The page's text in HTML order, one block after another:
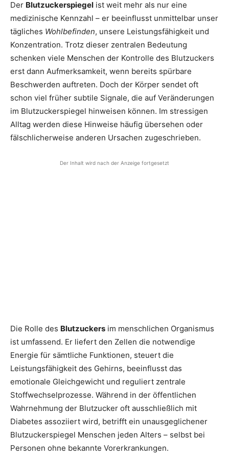
Der Blutzuckerspiegel ist weit mehr als nur eine
medizinische Kennzahl – er beeinflusst unmittelbar unser
tägliches Wohlbefinden, unsere Leistungsfähigkeit und
Konzentration. Trotz dieser zentralen Bedeutung
schenken viele Menschen der Kontrolle des Blutzuckers
erst dann Aufmerksamkeit, wenn bereits spürbare
Beschwerden auftreten. Doch der Körper sendet oft
schon viel früher subtile Signale, die auf Veränderungen
im Blutzuckerspiegel hinweisen können. Im stressigen
Alltag werden diese Hinweise häufig übersehen oder
fälschlicherweise anderen Ursachen zugeschrieben.
Der Inhalt wird nach der Anzeige fortgesetzt
Die Rolle des Blutzuckers im menschlichen Organismus
ist umfassend. Er liefert den Zellen die notwendige
Energie für sämtliche Funktionen, steuert die
Leistungsfähigkeit des Gehirns, beeinflusst das
emotionale Gleichgewicht und reguliert zentrale
Stoffwechselprozesse. Während in der öffentlichen
Wahrnehmung der Blutzucker oft ausschließlich mit
Diabetes assoziiert wird, betrifft ein unausgeglichener
Blutzuckerspiegel Menschen jeden Alters – selbst bei
Personen ohne bekannte Vorerkrankungen.